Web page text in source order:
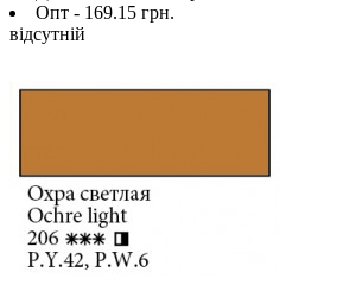
Опт - 169.15 грн.
відсутній